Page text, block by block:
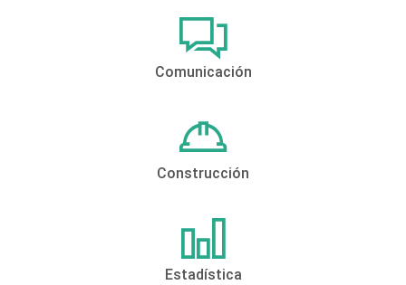
Comunicación
Construcción
Estadística